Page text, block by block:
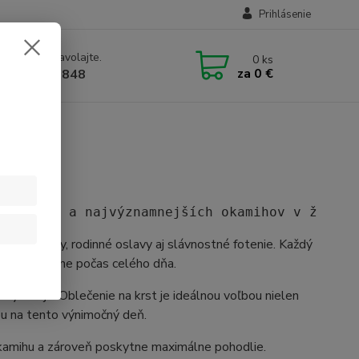
Prihlásenie
si rady? Zavolajte.
905 612848
0 ks
za 0 €
a najvýznamnejších okamihov v
na krstiny, rodinné oslavy aj slávnostné fotenie. Každý
príjemne počas celého dňa.
dizajn. Oblečenie na krst je ideálnou voľbou nielen
na tento výnimočný deň.
a zároveň poskytne maximálne pohodlie.